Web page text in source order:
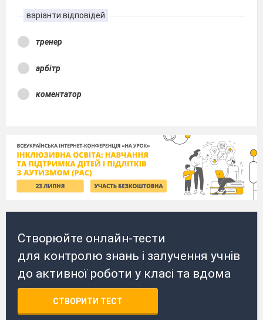
варіанти відповідей
тренер
арбітр
коментатор
Створюйте онлайн-тести
для контролю знань і залучення учнів
до активної роботи у класі та вдома
СТВОРИТИ ТЕСТ